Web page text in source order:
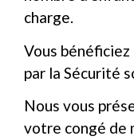
charge.
Vous
par la Sécurité
Nous vous
votre congé de